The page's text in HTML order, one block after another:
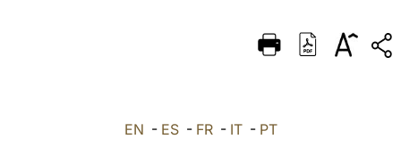
ITALIANO
EN - ES- FR- IT- PT